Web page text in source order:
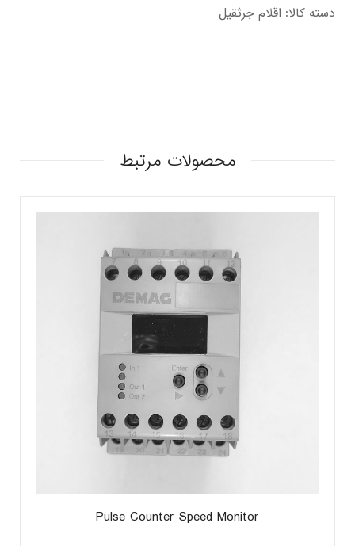
دسته کالا: اقلام جرثقیل
محصولات مرتبط
Pulse Counter Speed Monitor